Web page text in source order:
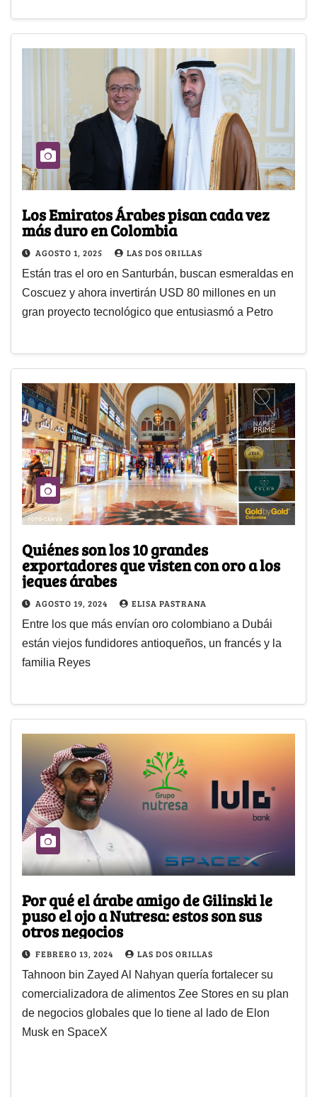
Los Emiratos Árabes pisan cada vez
más duro en Colombia
AGOSTO 1, 2025 LAS DOS ORILLAS
Están tras el oro en Santurbán, buscan esmeraldas en
Coscuez y ahora invertirán USD 80 millones en un
gran proyecto tecnológico que entusiasmó a Petro
Quiénes son los 10 grandes
exportadores que visten con oro a los
jeques árabes
AGOSTO 19, 2024 ELISA PASTRANA
Entre los que más envían oro colombiano a Dubái
están viejos fundidores antioqueños, un francés y la
familia Reyes
Por qué el árabe amigo de Gilinski le
puso el ojo a Nutresa: estos son sus
otros negocios
FEBRERO 13, 2024 LAS DOS ORILLAS
Tahnoon bin Zayed Al Nahyan quería fortalecer su
comercializadora de alimentos Zee Stores en su plan
de negocios globales que lo tiene al lado de Elon
Musk en SpaceX